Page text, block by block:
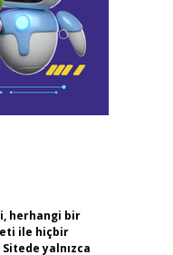
herhangi bir
ile hiçbir
yalnızca